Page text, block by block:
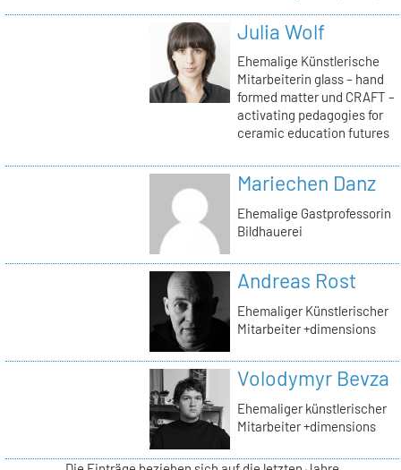
Julia Wolf
Ehemalige Künstlerische
Mitarbeiterin glass – hand
formed matter und CRAFT –
activating pedagogies for
ceramic education futures
Mariechen Danz
Ehemalige Gastprofessorin
Bildhauerei
Andreas Rost
Ehemaliger Künstlerischer
Mitarbeiter +dimensions
Volodymyr Bevza
Ehemaliger künstlerischer
Mitarbeiter +dimensions